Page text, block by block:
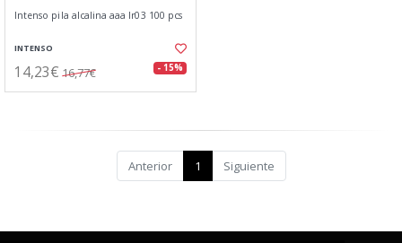
Intenso pila alcalina aaa lr03 100 pcs
INTENSO
14,23€ 16,77€ - 15%
Anterior 1 Siguiente